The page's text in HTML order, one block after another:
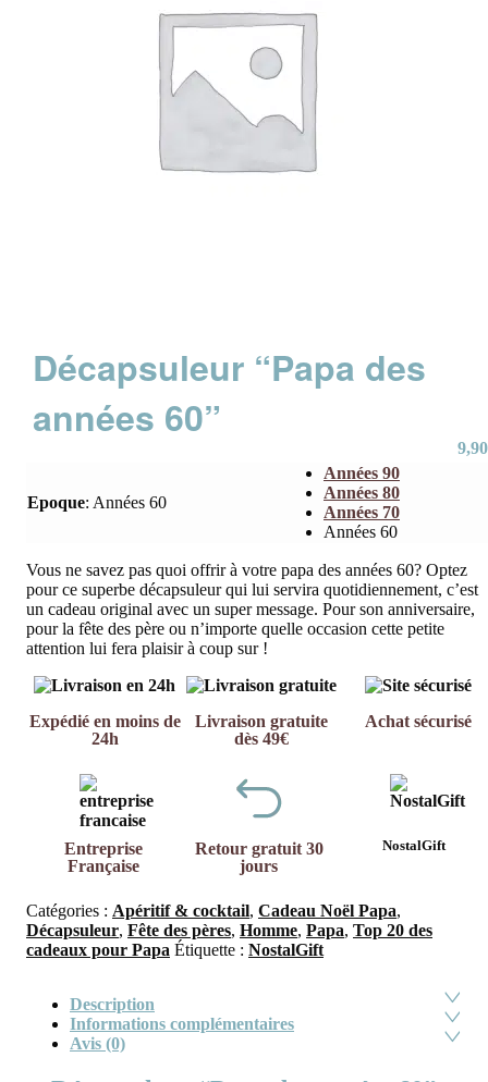
Décapsuleur “Papa des
années 60”
9,90
Vous ne savez pas quoi offrir à votre papa des années 60? Optez
pour ce superbe décapsuleur qui lui servira quotidiennement, c’est
un cadeau original avec un super message. Pour son anniversaire,
pour la fête des père ou n’importe quelle occasion cette petite
attention lui fera plaisir à coup sur !
Epoque: Années 60
Années 90
Années 80
Années 70
Années 60
Expédié en moins de
24h
Livraison gratuite
dès 49€
Achat sécurisé
Entreprise
Française
Retour gratuit 30
jours
NostalGift
Catégories : Apéritif & cocktail, Cadeau Noël Papa,
Décapsuleur, Fête des pères, Homme, Papa, Top 20 des
cadeaux pour Papa Étiquette : NostalGift
Description
Informations complémentaires
Avis (0)